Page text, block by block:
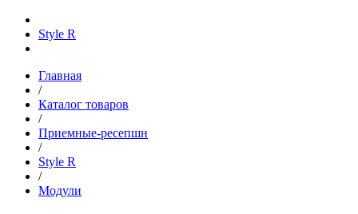
Style R
Главная
/
Каталог товаров
/
Приемные-ресепшн
/
Style R
/
Модули